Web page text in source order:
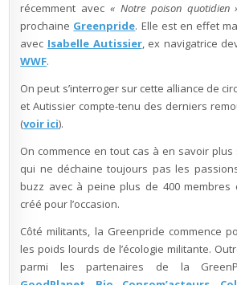
récemment avec « Notre poison quotidien
prochaine Greenpride. Elle est en effet
avec Isabelle Autissier, ex navigatrice
WWF.
On peut s’interroger sur cette alliance de
et Autissier compte-tenu des derniers
(voir ici).
On commence en tout cas à en savoir
qui ne déchaine toujours pas les
buzz avec à peine plus de 400 membres
créé pour l’occasion.
Côté militants, la Greenpride commence
les poids lourds de l’écologie militante.
parmi les partenaires de la